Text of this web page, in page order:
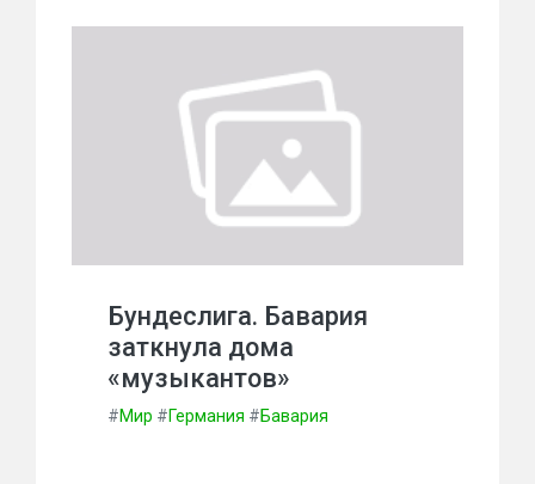
Бундеслига. Бавария
заткнула дома
«музыкантов»
#Мир #Германия #Бавария